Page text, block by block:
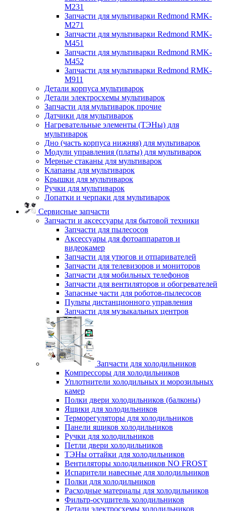
M231
Запчасти для мультиварки Redmond RMK-
M271
Запчасти для мультиварки Redmond RMK-
M451
Запчасти для мультиварки Redmond RMK-
M452
Запчасти для мультиварки Redmond RMK-
M911
Детали корпуса мультиварок
Детали электросхемы мультиварок
Запчасти для мультиварок прочие
Датчики для мультиварок
Нагревательные элементы (ТЭНы) для
мультиварок
Дно (часть корпуса нижняя) для мультиварок
Модули управления (платы) для мультиварок
Мерные стаканы для мультиварок
Клапаны для мультиварок
Крышки для мультиварок
Ручки для мультиварок
Лопатки и черпаки для мультиварок
Сервисные запчасти
Запчасти и аксессуары для бытовой техники
Запчасти для пылесосов
Аксессуары для фотоаппаратов и
видеокамер
Запчасти для утюгов и отпаривателей
Запчасти для телевизоров и мониторов
Запчасти для мобильных телефонов
Запчасти для вентиляторов и обогревателей
Запасные части для роботов-пылесосов
Пульты дистанционного управления
Запчасти для музыкальных центров
Запчасти для холодильников
Компрессоры для холодильников
Уплотнители холодильных и морозильных
камер
Полки двери холодильников (балконы)
Ящики для холодильников
Терморегуляторы для холодильников
Панели ящиков холодильников
Ручки для холодильников
Петли двери холодильников
ТЭНы оттайки для холодильников
Вентиляторы холодильников NO FROST
Испарители навесные для холодильников
Полки для холодильников
Расходные материалы для холодильников
Фильтр-осушитель холодильников
Детали электросхемы холодильников